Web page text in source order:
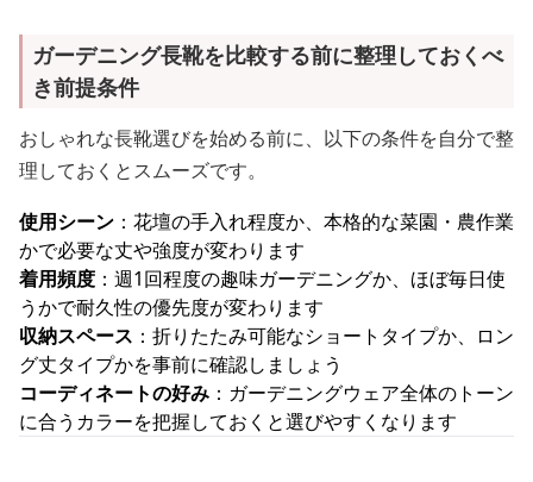
ガーデニング長靴を比較する前に整理しておくべ
き前提条件
おしゃれな長靴選びを始める前に、以下の条件を自分で整
理しておくとスムーズです。
使用シーン ：花壇の手入れ程度か、本格的な菜園・農作業
かで必要な丈や強度が変わります
着用頻度 ：週1回程度の趣味ガーデニングか、ほぼ毎日使
うかで耐久性の優先度が変わります
収納スペース ：折りたたみ可能なショートタイプか、ロン
グ丈タイプかを事前に確認しましょう
コーディネートの好み ：ガーデニングウェア全体のトーン
に合うカラーを把握しておくと選びやすくなります